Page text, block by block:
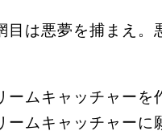
目は悪夢を捕まえ
ムキャッチャー
ムキャッチャー